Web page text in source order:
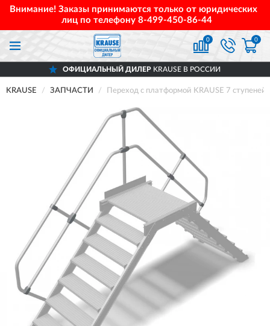
Внимание! Заказы принимаются только от юридических
лиц по телефону 8-499-450-86-44
0 0
ОФИЦИАЛЬНЫЙ ДИЛЕРKRAUSE В РОССИИ
KRAUSE ЗАПЧАСТИ Переход с платформой KRAUSE 7